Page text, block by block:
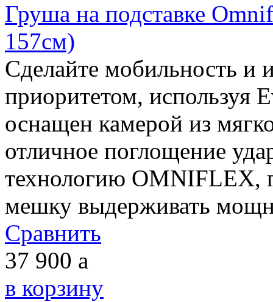
Груша на подставке
157см)
Сделайте мобильность и
приоритетом, используя
оснащен камерой из
отличное поглощение
технологию OMNIFLEX,
мешку выдерживать
Сравнить
37 900 a
в корзину